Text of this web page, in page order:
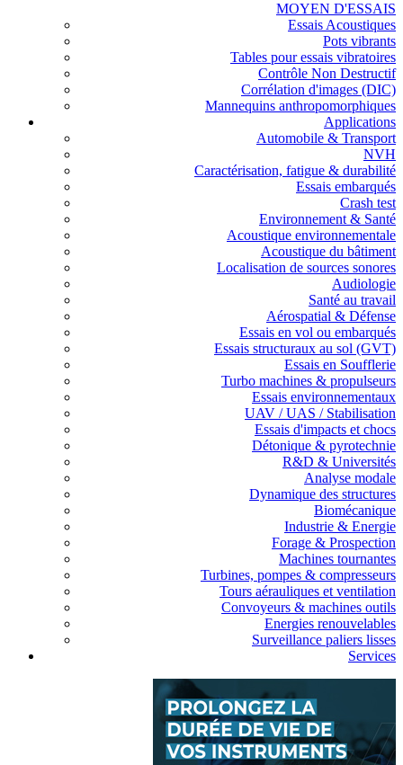
MOYEN D'ESSAIS
Essais Acoustiques
Pots vibrants
Tables pour essais vibratoires
Contrôle Non Destructif
Corrélation d'images (DIC)
Mannequins anthropomorphiques
Applications
Automobile & Transport
NVH
Caractérisation, fatigue & durabilité
Essais embarqués
Crash test
Environnement & Santé
Acoustique environnementale
Acoustique du bâtiment
Localisation de sources sonores
Audiologie
Santé au travail
Aérospatial & Défense
Essais en vol ou embarqués
Essais structuraux au sol (GVT)
Essais en Soufflerie
Turbo machines & propulseurs
Essais environnementaux
UAV / UAS / Stabilisation
Essais d'impacts et chocs
Détonique & pyrotechnie
R&D & Universités
Analyse modale
Dynamique des structures
Biomécanique
Industrie & Energie
Forage & Prospection
Machines tournantes
Turbines, pompes & compresseurs
Tours aérauliques et ventilation
Convoyeurs & machines outils
Energies renouvelables
Surveillance paliers lisses
Services